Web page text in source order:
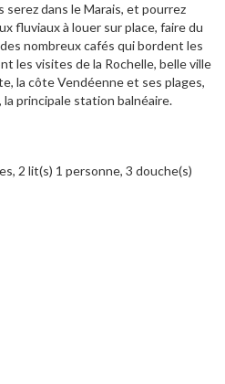
serez dans le Marais, et pourrez
fluviaux à louer sur place, faire du
nombreux cafés qui bordent les
les visites de la Rochelle, belle ville
la côte Vendéenne et ses plages,
la principale station balnéaire.
2 lit(s) 1 personne, 3 douche(s)